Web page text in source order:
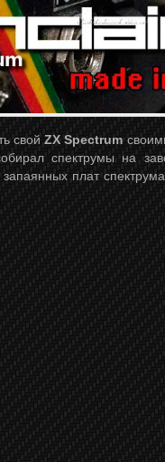
свойZX Spectrum
спектрумы на
запаянных плат